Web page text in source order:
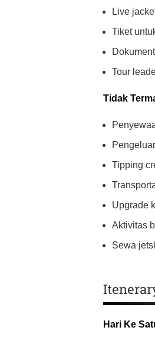
Live
Tiket
Tour
Tidak
Tipping
Upgrade
Aktivitas
Sewa
Hari Ke